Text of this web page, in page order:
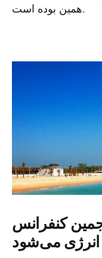
همین بوده است.
کنفرانس
انرژی می‌شود